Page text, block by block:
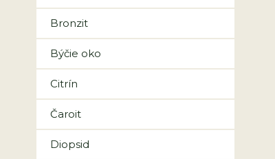
Bronzit
Býčie oko
Citrín
Čaroit
Diopsid